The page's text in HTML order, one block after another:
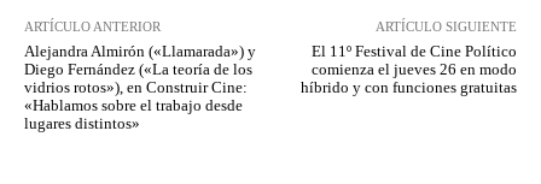
ARTÍCULO ANTERIOR
Alejandra Almirón («Llamarada») y
Diego Fernández («La teoría de los
vidrios rotos»), en Construir Cine:
«Hablamos sobre el trabajo desde
lugares distintos»
ARTÍCULO SIGUIENTE
El 11º Festival de Cine Político
comienza el jueves 26 en modo
híbrido y con funciones gratuitas